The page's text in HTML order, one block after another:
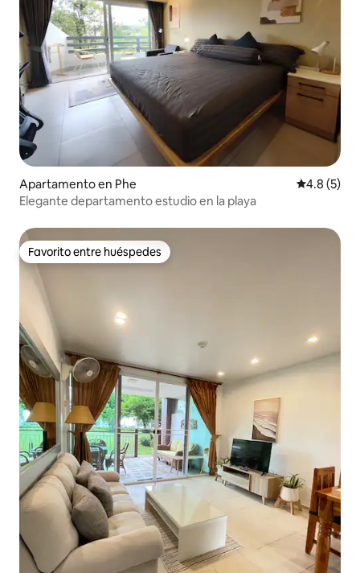
Apartamento en Phe
4.8 (5)
Elegante departamento estudio en la playa
Favorito entre huéspedes
Favorito entre huéspedes